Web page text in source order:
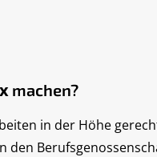
machen?
in der Höhe
den